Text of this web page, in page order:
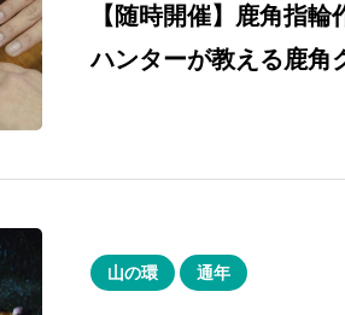
【随時開催】鹿角指輪
ハンターが教える鹿角
山の環 通年